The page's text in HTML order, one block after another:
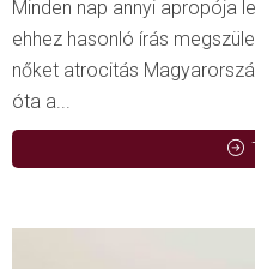
Minden nap annyi apropója
ehhez hasonló írás
nőket atrocitás
óta a...